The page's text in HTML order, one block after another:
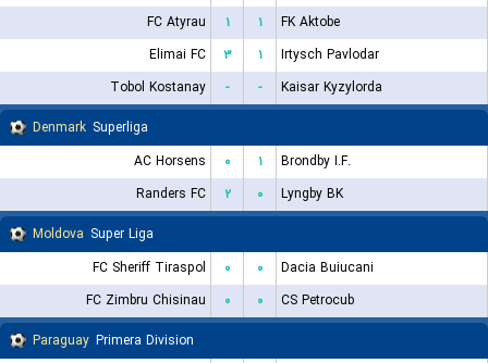
FC Atyrau
۱ ۱
FK Aktobe
Elimai FC
۳ ۱
Irtysch Pavlodar
Tobol Kostanay
- -
Kaisar Kyzylorda
Denmark Superliga
AC Horsens
۰ ۱
Brondby I.F.
Randers FC
۲ ۰
Lyngby BK
Moldova Super Liga
FC Sheriff Tiraspol
۰ ۰
Dacia Buiucani
FC Zimbru Chisinau
۰ ۰
CS Petrocub
Paraguay Primera Division